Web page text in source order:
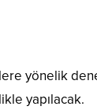
yönelik
yapılacak.